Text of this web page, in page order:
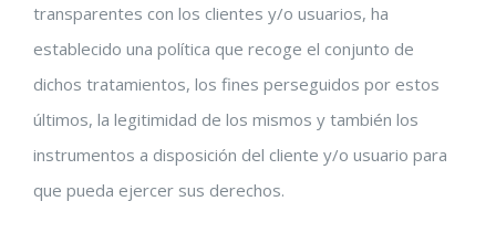
transparentes con los clientes y/o usuarios, ha
establecido una política que recoge el conjunto de
dichos tratamientos, los fines perseguidos por estos
últimos, la legitimidad de los mismos y también los
instrumentos a disposición del cliente y/o usuario para
que pueda ejercer sus derechos.